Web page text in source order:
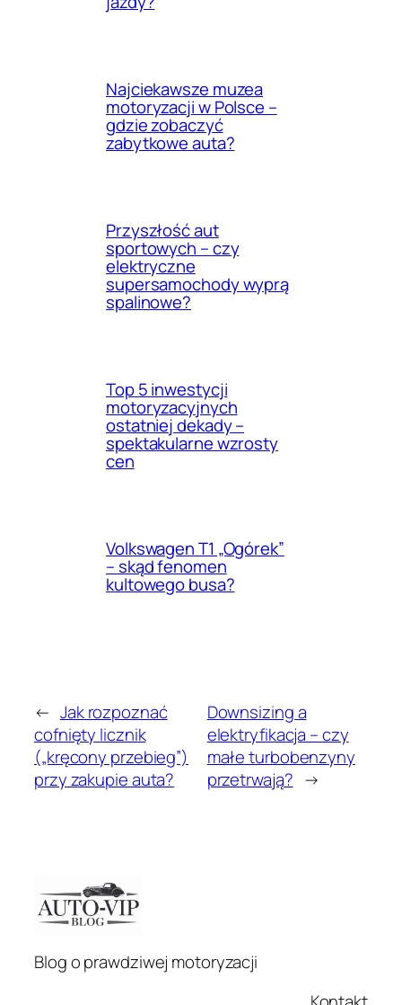
Najciekawsze muzea
motoryzacji w Polsce –
gdzie zobaczyć
zabytkowe auta?
Przyszłość aut
sportowych – czy
elektryczne
supersamochody wyprą
spalinowe?
Top 5 inwestycji
motoryzacyjnych
ostatniej dekady –
spektakularne wzrosty
cen
Volkswagen T1 „Ogórek”
– skąd fenomen
kultowego busa?
← Jak rozpoznać
cofnięty licznik
(„kręcony przebieg”)
przy zakupie auta?
Downsizing a
elektryfikacja – czy
małe turbobenzyny
przetrwają? →
Blog o prawdziwej motoryzacji